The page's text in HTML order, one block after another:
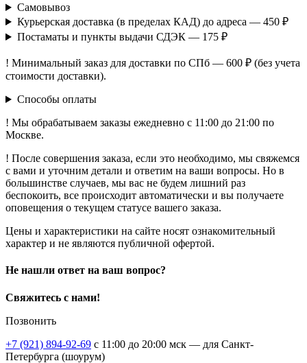
Самовывоз
Курьерская доставка (в пределах КАД) до адреса — 450 ₽
Постаматы и пункты выдачи СДЭК — 175 ₽
! Минимальный заказ для доставки по СПб — 600 ₽ (без учета
стоимости доставки).
Способы оплаты
! Мы обрабатываем заказы ежедневно с 11:00 до 21:00 по
Москве.
! После совершения заказа, если это необходимо, мы свяжемся
с вами и уточним детали и ответим на ваши вопросы. Но в
большинстве случаев, мы вас не будем лишний раз
беспокоить, все происходит автоматически и вы получаете
оповещения о текущем статусе вашего заказа.
Цены и характеристики на сайте носят ознакомительный
характер и не являются публичной офертой.
Не нашли ответ на ваш вопрос?
Свяжитесь с нами!
Позвонить
+7 (921) 894-92-69 c 11:00 до 20:00 мск — для Санкт-
Петербурга (шоурум)